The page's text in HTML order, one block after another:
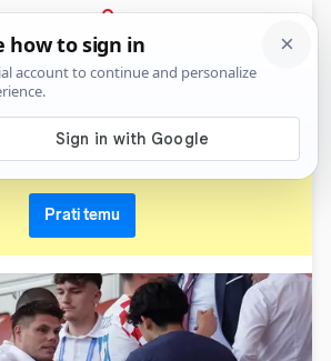
PRIJAVA
ognjen vukojević
Prati temu